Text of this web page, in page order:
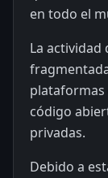
en todo el
La actividad
plataformas
código
privadas.
Debido a